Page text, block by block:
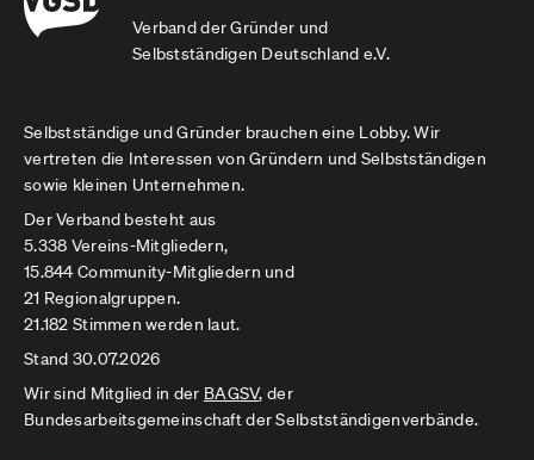
Verband der Gründer und
Selbstständigen Deutschland e.V.
Selbstständige und Gründer brauchen eine Lobby. Wir
vertreten die Interessen von Gründern und Selbstständigen
sowie kleinen Unternehmen.
Der Verband besteht aus
5.338 Vereins-Mitgliedern,
15.844 Community-Mitgliedern und
21 Regionalgruppen.
21.182 Stimmen werden laut.
Stand 30.07.2026
Wir sind Mitglied in der BAGSV, der
Bundesarbeitsgemeinschaft der Selbstständigenverbände.